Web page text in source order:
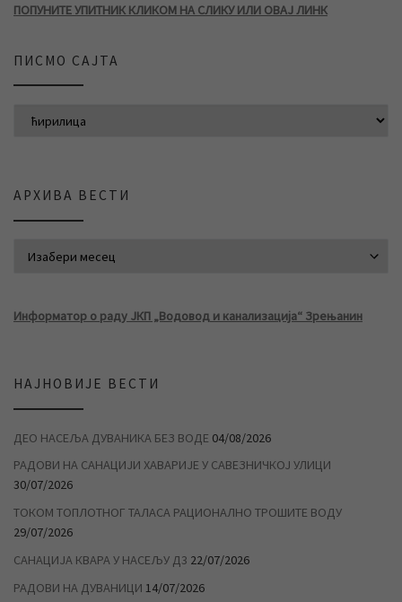
ПОПУНИТЕ УПИТНИК КЛИКОМ НА СЛИКУ ИЛИ ОВАЈ ЛИНК
ПИСМО САЈТА
АРХИВА ВЕСТИ
Информатор о раду ЈКП „Водовод и канализација“ Зрењанин
НАЈНОВИЈЕ ВЕСТИ
ДЕО НАСЕЉА ДУВАНИКА БЕЗ ВОДЕ 04/08/2026
РАДОВИ НА САНАЦИЈИ ХАВАРИЈЕ У САВЕЗНИЧКОЈ УЛИЦИ
30/07/2026
ТОКОМ ТОПЛОТНОГ ТАЛАСА РАЦИОНАЛНО ТРОШИТЕ ВОДУ
29/07/2026
САНАЦИЈА КВАРА У НАСЕЉУ Д3 22/07/2026
РАДОВИ НА ДУВАНИЦИ 14/07/2026